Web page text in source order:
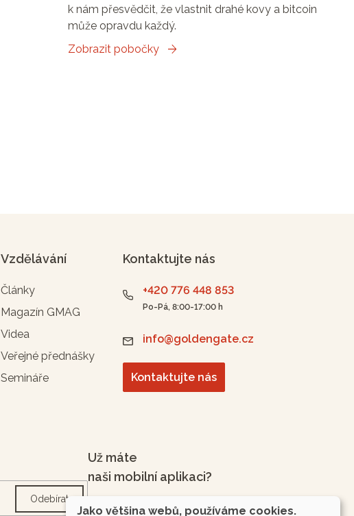
k nám přesvědčit, že vlastnit drahé kovy a bitcoin
může opravdu každý.
Zobrazit pobočky
Vzdělávání
Články
Magazín GMAG
Videa
Veřejné přednášky
Semináře
Kontaktujte nás
+420 776 448 853
Po-Pá, 8:00-17:00 h
info@goldengate.cz
Kontaktujte nás
Odebírat
Už máte
naši mobilní aplikaci?
Jako většina webů, používáme cookies.